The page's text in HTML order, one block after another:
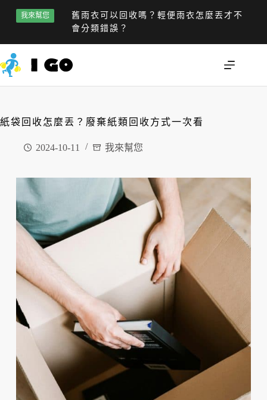
我來幫您
舊雨衣可以回收嗎？輕便雨衣怎麼丟才不
會分類錯誤？
紙袋回收怎麼丟？廢棄紙類回收方式一次看
2024-10-11 我來幫您